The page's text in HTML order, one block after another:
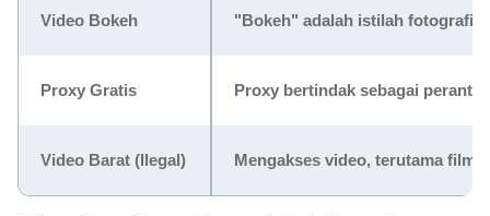
Video Bokeh "Bokeh" adalah istilah fotografi
Proxy Gratis Proxy bertindak sebagai
Video Barat (Ilegal) Mengakses video, terutama film